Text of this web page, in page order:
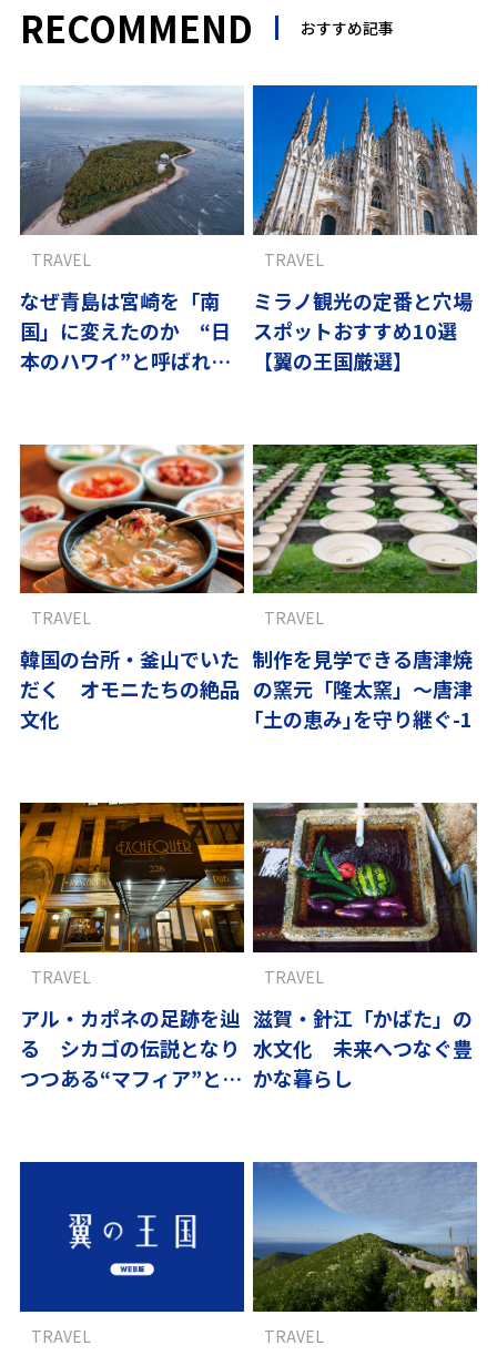
RECOMMEND おすすめ記事
なぜ青島は宮崎を「南
国」に変えたのか “日
本のハワイ”と呼ばれる
TRAVEL
ミラノ観光の定番と穴場
スポットおすすめ10選
【翼の王国厳選】
TRAVEL
韓国の台所・釜山でいた
だく オモニたちの絶品
文化
TRAVEL
制作を見学できる唐津焼
の窯元「隆太窯」～唐津
｢土の恵み｣を守り継ぐ-1
TRAVEL
アル・カポネの足跡を辿
る シカゴの伝説となり
つつある“マフィア”と名
TRAVEL
滋賀・針江「かばた」の
水文化 未来へつなぐ豊
かな暮らし
TRAVEL
TRAVEL TRAVEL